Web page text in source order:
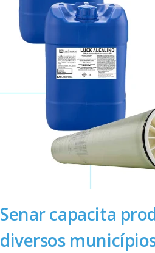
Senar capacita
diversos